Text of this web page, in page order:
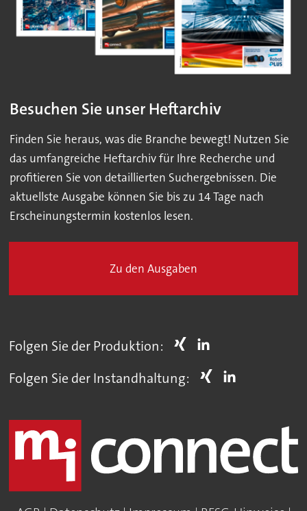
Besuchen Sie unser Heftarchiv
Finden Sie heraus, was die Branche bewegt! Nutzen Sie
das umfangreiche Heftarchiv für Ihre Recherche und
profitieren Sie von detaillierten Suchergebnissen. Die
aktuellste Ausgabe können Sie bis zu 14 Tage nach
Erscheinungstermin kostenlos lesen.
Zu den Ausgaben
Folgen Sie der Produktion:
Folgen Sie der Instandhaltung: